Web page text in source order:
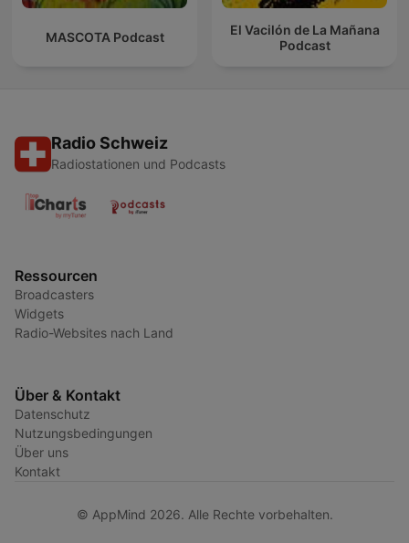
MASCOTA Podcast
El Vacilón de La Mañana
Podcast
Radio Schweiz
Radiostationen und Podcasts
Ressourcen
Broadcasters
Widgets
Radio-Websites nach Land
Über & Kontakt
Datenschutz
Nutzungsbedingungen
Über uns
Kontakt
© AppMind 2026. Alle Rechte vorbehalten.